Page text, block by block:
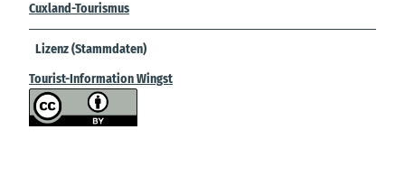
Cuxland-Tourismus
Lizenz (Stammdaten)
Tourist-Information Wingst